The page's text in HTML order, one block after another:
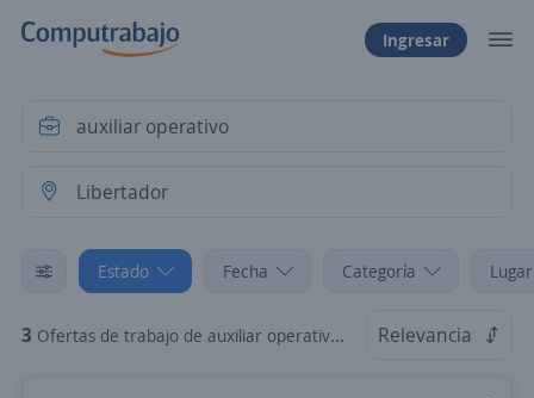
Ingresar
Estado Fecha Categoría
3 Ofertas de trabajo de auxiliar operativo en Libertador, Mérida Relevancia